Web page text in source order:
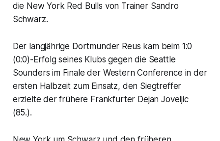
die New York Red Bulls von Trainer Sandro
Schwarz.
Der langjährige Dortmunder Reus kam beim 1:0
(0:0)-Erfolg seines Klubs gegen die Seattle
Sounders im Finale der Western Conference in der
ersten Halbzeit zum Einsatz, den Siegtreffer
erzielte der frühere Frankfurter Dejan Joveljic
(85.).